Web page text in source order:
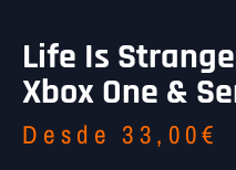
Life Is
Xbox One &
Desde33,00€